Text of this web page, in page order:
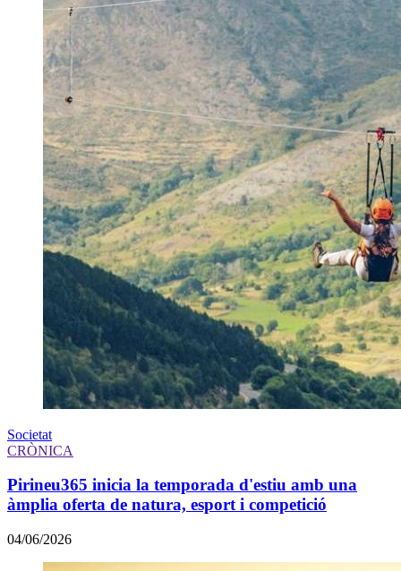
Societat
CRÒNICA
Pirineu365 inicia la temporada d'estiu amb una
àmplia oferta de natura, esport i competició
04/06/2026